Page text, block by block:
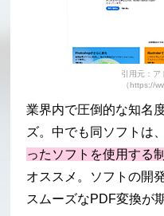
引用元：ア
（https://
業界内で圧倒的な知名
ズ。中でも同ソフトは、
ったソフトを使用する
オススメ。ソフトの開
スムーズなPDF変換が